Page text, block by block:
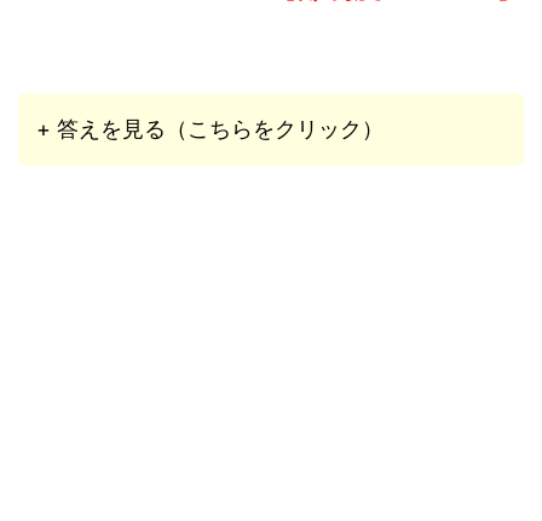
+ 答えを見る（こちらをクリック）